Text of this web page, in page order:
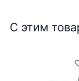
С этим